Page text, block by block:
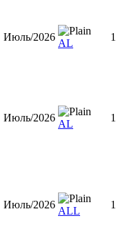
Июль/2026
AL
1
Июль/2026
AL
1
Июль/2026
ALL
1